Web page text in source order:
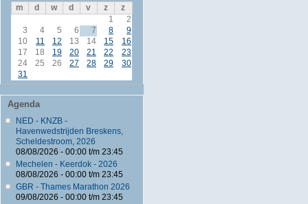
m d w d v z
z
1
2
3
4 5 6 7 8
9
10
11 12 13 14 15
16
17
18 19 20 21 22
23
24
25 26 27 28 29
30
31
Agenda
NED - KNZB -
Havenwedstrijden Breskens,
Scheldestroom, 2026
08/08/2026 - 00:00t/m 23:45
Mechelen - Keerdok - 2026
08/08/2026 - 00:00t/m 23:45
GBR - Thames Marathon 2026
09/08/2026 - 00:00t/m 23:45